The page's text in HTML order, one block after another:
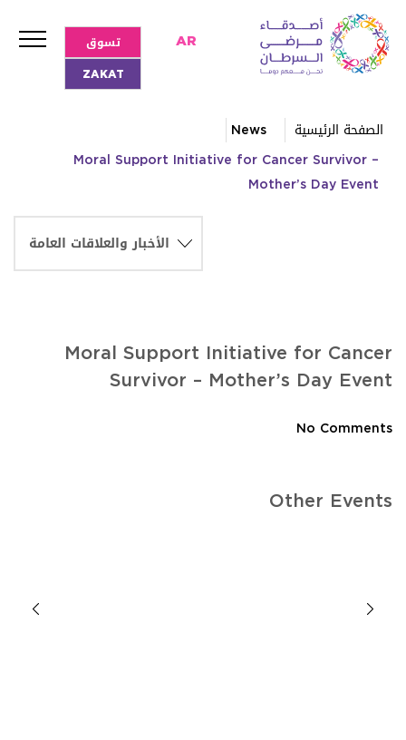
AR
تسوق
ZAKAT
الصفحة الرئيسية
News
Moral Support Initiative for Cancer Survivor –
Mother’s Day Event
Moral Support Initiative for Cancer
Survivor – Mother’s Day Event
No Comments
Other Events